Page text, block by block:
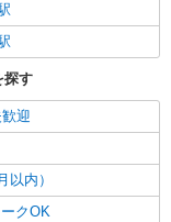
探す
迎
以内）
クOK